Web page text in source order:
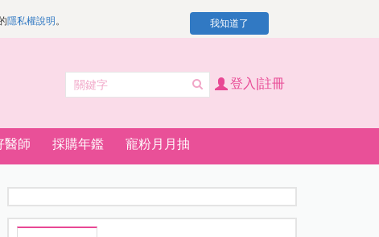
隱私權說明 。 我知道了
登入|註冊
醫師 採購年鑑 寵粉月月抽